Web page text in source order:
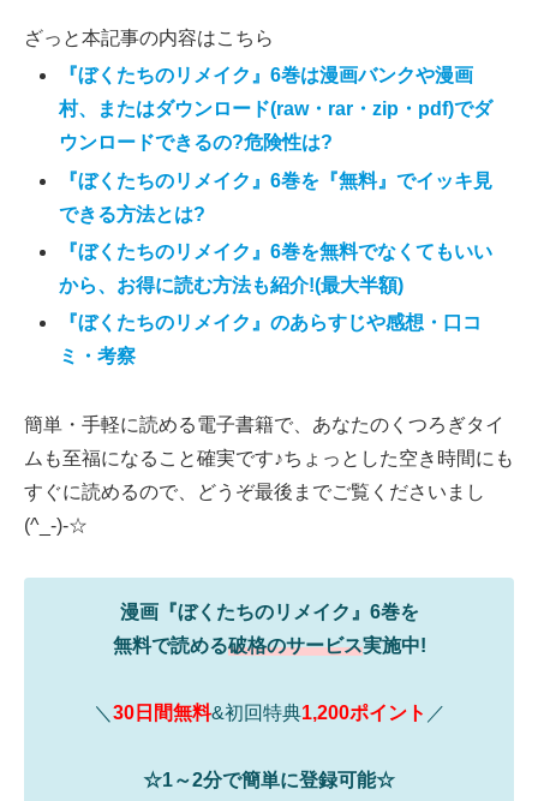
ざっと本記事の内容はこちら
『ぼくたちのリメイク』6巻は漫画バンクや漫画
村、またはダウンロード(raw・rar・zip・pdf)でダ
ウンロードできるの?危険性は?
『ぼくたちのリメイク』6巻を『無料』でイッキ見
できる方法とは?
『ぼくたちのリメイク』6巻を無料でなくてもいい
から、お得に読む方法も紹介!(最大半額)
『ぼくたちのリメイク』のあらすじや感想・口コ
ミ・考察
簡単・手軽に読める電子書籍で、あなたのくつろぎタイ
ムも至福になること確実です♪ちょっとした空き時間にも
すぐに読めるので、どうぞ最後までご覧くださいまし
(^_-)-☆
漫画『ぼくたちのリメイク』6巻を
無料で読める破格のサービス実施中!
＼ 30日間無料&初回特典1,200ポイント ／
☆1～2分で簡単に登録可能☆